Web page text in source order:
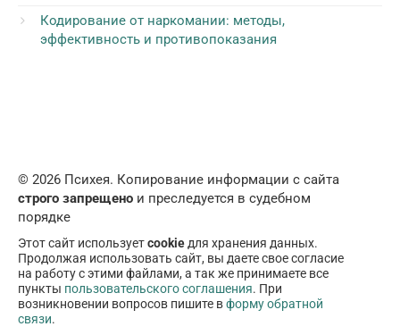
Кодирование от наркомании: методы,
эффективность и противопоказания
© 2026 Психея. Копирование информации с сайта
строго запрещено и преследуется в судебном
порядке
Этот сайт используетcookieдля хранения данных.
Продолжая использовать сайт, вы даете свое согласие
на работу с этими файлами, а так же принимаете все
пункты пользовательского соглашения. При
возникновении вопросов пишите вформу обратной
связи.